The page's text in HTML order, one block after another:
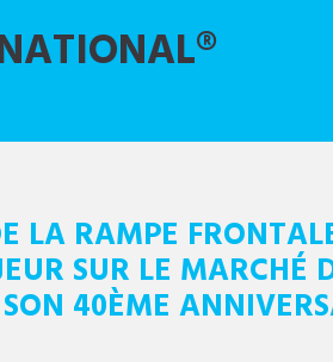
LA RAMPE
SUR LE MARCHÉ
40ÈME